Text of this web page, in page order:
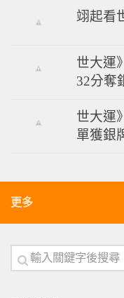
翊起看
世大運
32分奪
世大運
單獲銀
更多